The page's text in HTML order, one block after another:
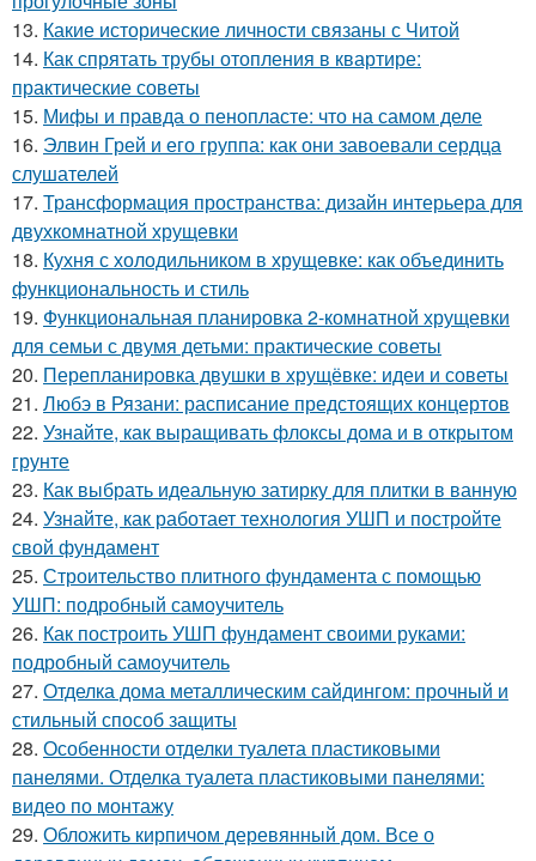
13. Какие исторические личности связаны с Читой
14. Как спрятать трубы отопления в квартире:
практические советы
15. Мифы и правда о пенопласте: что на самом деле
16. Элвин Грей и его группа: как они завоевали сердца
слушателей
17. Трансформация пространства: дизайн интерьера для
двухкомнатной хрущевки
18. Кухня с холодильником в хрущевке: как объединить
функциональность и стиль
19. Функциональная планировка 2-комнатной хрущевки
для семьи с двумя детьми: практические советы
20. Перепланировка двушки в хрущёвке: идеи и советы
21. Любэ в Рязани: расписание предстоящих концертов
22. Узнайте, как выращивать флоксы дома и в открытом
грунте
23. Как выбрать идеальную затирку для плитки в ванную
24. Узнайте, как работает технология УШП и постройте
свой фундамент
25. Строительство плитного фундамента с помощью
УШП: подробный самоучитель
26. Как построить УШП фундамент своими руками:
подробный самоучитель
27. Отделка дома металлическим сайдингом: прочный и
стильный способ защиты
28. Особенности отделки туалета пластиковыми
панелями. Отделка туалета пластиковыми панелями:
видео по монтажу
29. Обложить кирпичом деревянный дом. Все о